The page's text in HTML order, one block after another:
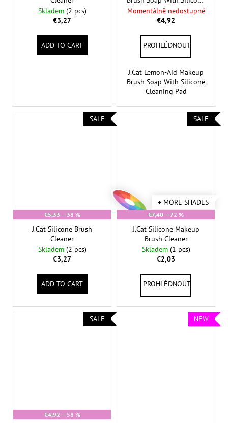
Skladem (2 pcs)
€3,27
ADD TO CART
Cleaning Pad
Momentálně nedostupné
€4,92
J.Cat Lemon-Aid Makeup
Brush Soap With Silicone
Cleaning Pad
SALE
€5,33 –38 %
J.Cat Silicone Brush
Cleaner
Skladem (2 pcs)
€3,27
ADD TO CART
SALE
+ MORE SHADES
€7,40 –72 %
J.Cat Silicone Makeup
Brush Cleaner
Skladem (1 pcs)
€2,03
SALE
€4,92 –58 %
NEW